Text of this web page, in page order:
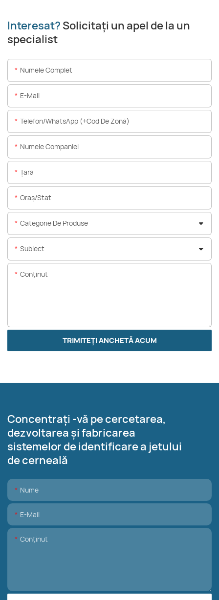
Interesat? Solicitați un apel de la un
specialist
Numele Complet
E-Mail
Telefon/WhatsApp (+Cod De Zonă)
Numele Companiei
Ţară
Oraș/stat
Categorie De Produse
Subiect
Conţinut
TRIMITEȚI ANCHETĂ ACUM
Concentrați -vă pe cercetarea,
dezvoltarea și fabricarea
sistemelor de identificare a jetului
de cerneală
Nume
E-Mail
Conţinut